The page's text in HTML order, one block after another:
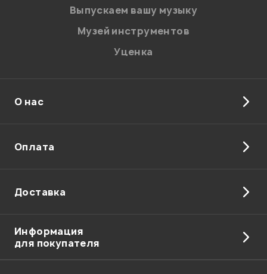
Введите проверочное число:
Отправить
Выпускаем вашу музыку
Музей инструментов
Уценка
О нас
Оплата
Доставка
Информация
для покупателя